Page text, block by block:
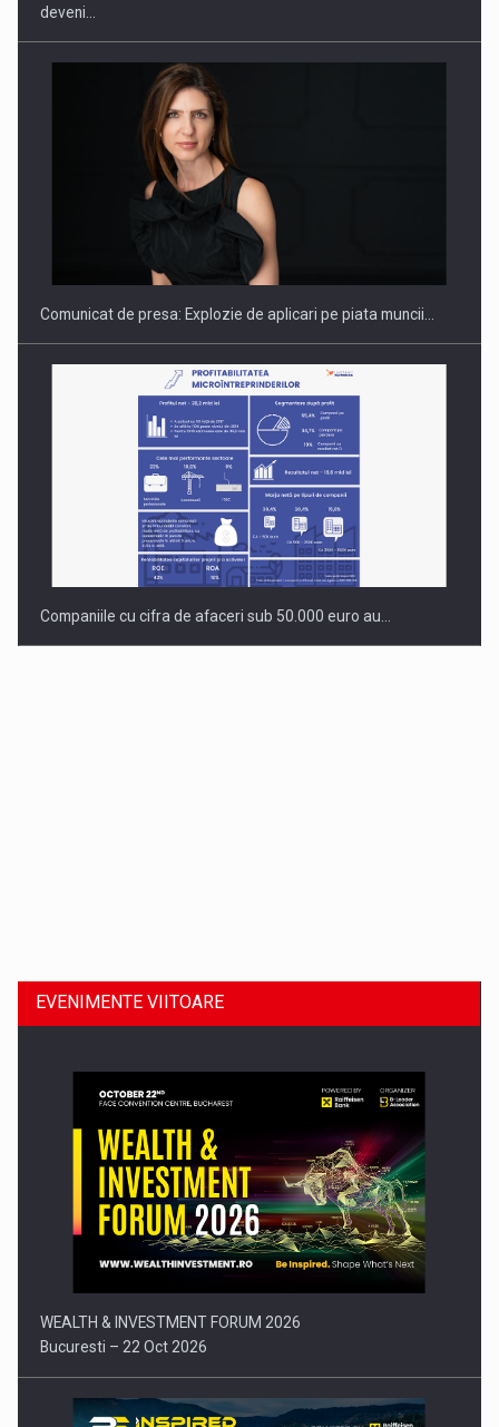
Hard Enduro Piatra Craiului 2026, fueled by benzinariile RO…
deveni…
Comunicat de presa: Explozie de aplicari pe piata muncii…
Companiile cu cifra de afaceri sub 50.000 euro au…
Comunicat de presa: Joburile part-time reincep sa intre pe…
EVENIMENTE VIITOARE
WEALTH & INVESTMENT FORUM 2026
Bucuresti – 22 Oct 2026